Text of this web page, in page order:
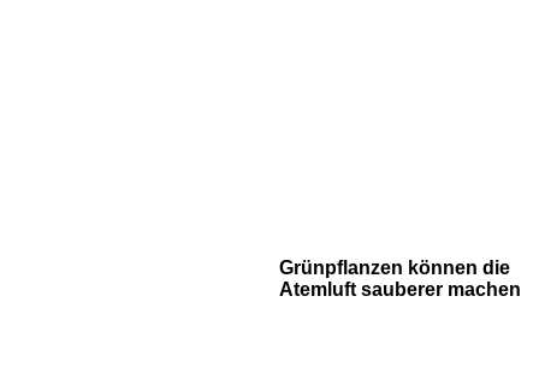
Grünpflanzen können die
Atemluft sauberer machen